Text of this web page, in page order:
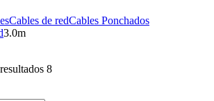
Cables de redCables Ponchados
3.0m
8